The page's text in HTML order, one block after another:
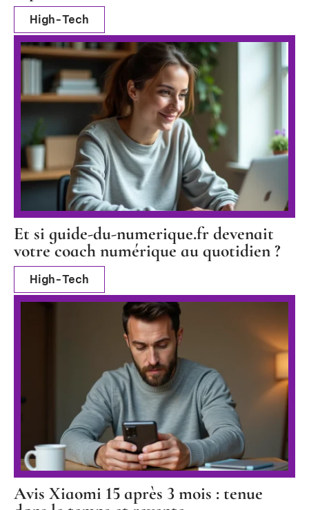
High-Tech
Et si guide-du-numerique.fr devenait
votre coach numérique au quotidien ?
High-Tech
Avis Xiaomi 15 après 3 mois : tenue